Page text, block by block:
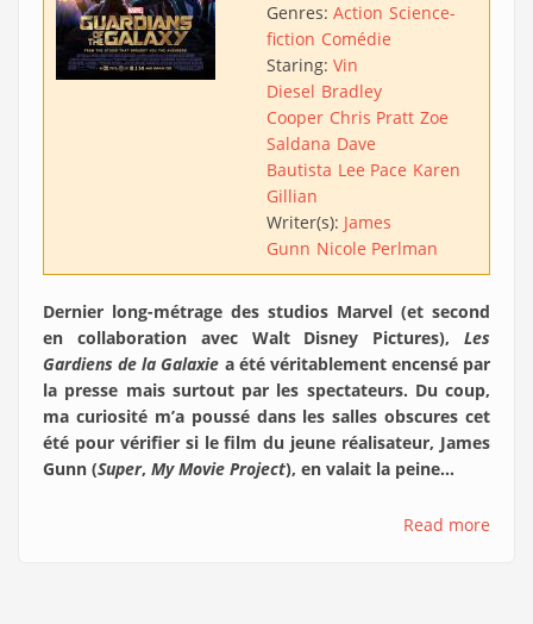
Genres: Action Science-
fiction Comédie
Staring: Vin
Diesel Bradley
Cooper Chris Pratt Zoe
Saldana Dave
Bautista Lee Pace Karen
Gillian
Writer(s): James
Gunn Nicole Perlman
Dernier long-métrage des studios Marvel (et second
en collaboration avec Walt Disney Pictures), Les
Gardiens de la Galaxie a été véritablement encensé par
la presse mais surtout par les spectateurs. Du coup,
ma curiosité m’a poussé dans les salles obscures cet
été pour vérifier si le film du jeune réalisateur, James
Gunn (Super, My Movie Project), en valait la peine…
Read more